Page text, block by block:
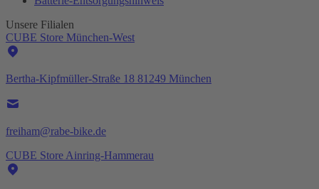
Unsere Filialen
CUBE Store München-West
Bertha-Kipfmüller-Straße 18 81249 München
freiham@rabe-bike.de
CUBE Store Ainring-Hammerau